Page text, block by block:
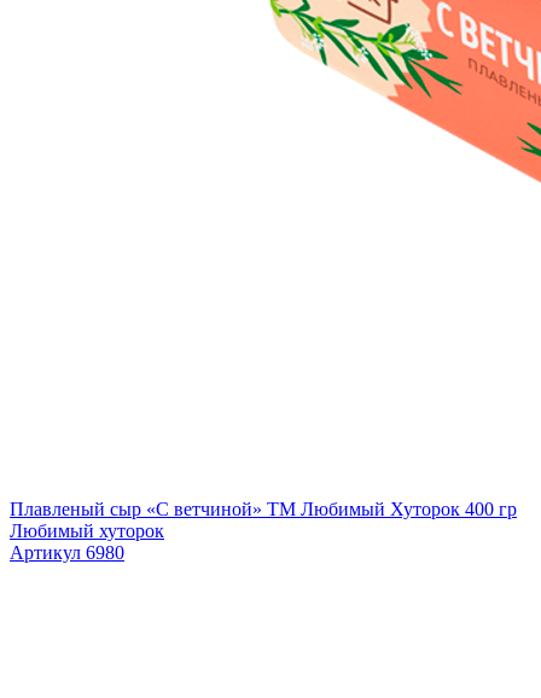
Плавленый сыр «С ветчиной» ТМ Любимый Хуторок 400 гр
Любимый хуторок
Артикул 6980